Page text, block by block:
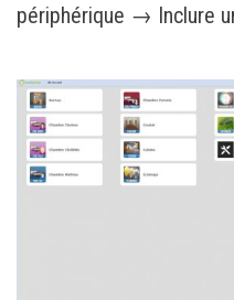
périphérique → Inclure